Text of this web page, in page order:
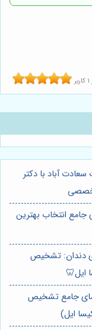
1 کاربر
آباد با دکتر
جامع انتخاب بهترین
دندان: تشخیص
ایل🦷
جامع تشخیص
ایل)